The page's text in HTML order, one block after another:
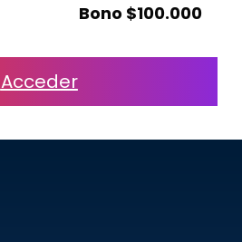
Bono $100.000
Acceder